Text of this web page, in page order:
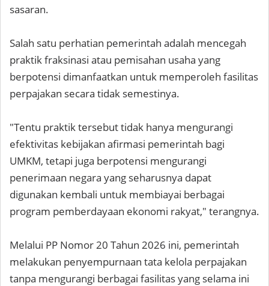
sasaran.
Salah satu perhatian pemerintah adalah mencegah
praktik fraksinasi atau pemisahan usaha yang
berpotensi dimanfaatkan untuk memperoleh fasilitas
perpajakan secara tidak semestinya.
"Tentu praktik tersebut tidak hanya mengurangi
efektivitas kebijakan afirmasi pemerintah bagi
UMKM, tetapi juga berpotensi mengurangi
penerimaan negara yang seharusnya dapat
digunakan kembali untuk membiayai berbagai
program pemberdayaan ekonomi rakyat," terangnya.
Melalui PP Nomor 20 Tahun 2026 ini, pemerintah
melakukan penyempurnaan tata kelola perpajakan
tanpa mengurangi berbagai fasilitas yang selama ini